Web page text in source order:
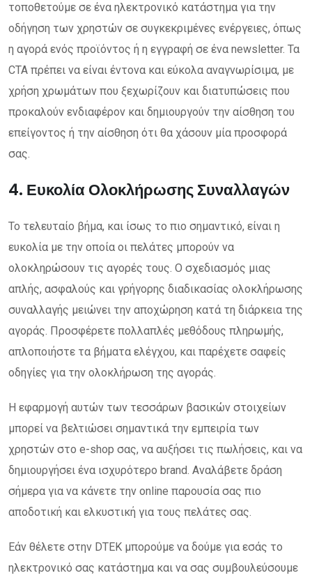
τοποθετούμε σε ένα ηλεκτρονικό κατάστημα για την
οδήγηση των χρηστών σε συγκεκριμένες ενέργειες, όπως
η αγορά ενός προϊόντος ή η εγγραφή σε ένα newsletter. Τα
CTA πρέπει να είναι έντονα και εύκολα αναγνωρίσιμα, με
χρήση χρωμάτων που ξεχωρίζουν και διατυπώσεις που
προκαλούν ενδιαφέρον και δημιουργούν την αίσθηση του
επείγοντος ή την αίσθηση ότι θα χάσουν μία προσφορά
σας.
4. Ευκολία Ολοκλήρωσης Συναλλαγών
Το τελευταίο βήμα, και ίσως το πιο σημαντικό, είναι η
ευκολία με την οποία οι πελάτες μπορούν να
ολοκληρώσουν τις αγορές τους. Ο σχεδιασμός μιας
απλής, ασφαλούς και γρήγορης διαδικασίας ολοκλήρωσης
συναλλαγής μειώνει την αποχώρηση κατά τη διάρκεια της
αγοράς. Προσφέρετε πολλαπλές μεθόδους πληρωμής,
απλοποιήστε τα βήματα ελέγχου, και παρέχετε σαφείς
οδηγίες για την ολοκλήρωση της αγοράς.
Η εφαρμογή αυτών των τεσσάρων βασικών στοιχείων
μπορεί να βελτιώσει σημαντικά την εμπειρία των
χρηστών στο e-shop σας, να αυξήσει τις πωλήσεις, και να
δημιουργήσει ένα ισχυρότερο brand. Αναλάβετε δράση
σήμερα για να κάνετε την online παρουσία σας πιο
αποδοτική και ελκυστική για τους πελάτες σας.
Εάν θέλετε στην DTEK μπορούμε να δούμε για εσάς το
ηλεκτρονικό σας κατάστημα και να σας συμβουλεύσουμε